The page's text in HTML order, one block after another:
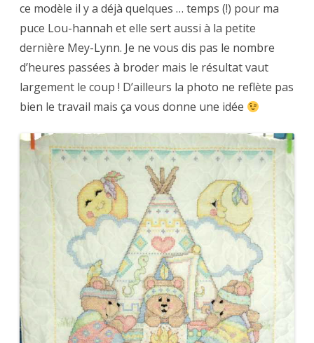
ce modèle il y a déjà quelques … temps (!) pour ma
puce Lou-hannah et elle sert aussi à la petite
dernière Mey-Lynn. Je ne vous dis pas le nombre
d’heures passées à broder mais le résultat vaut
largement le coup ! D’ailleurs la photo ne reflète pas
bien le travail mais ça vous donne une idée